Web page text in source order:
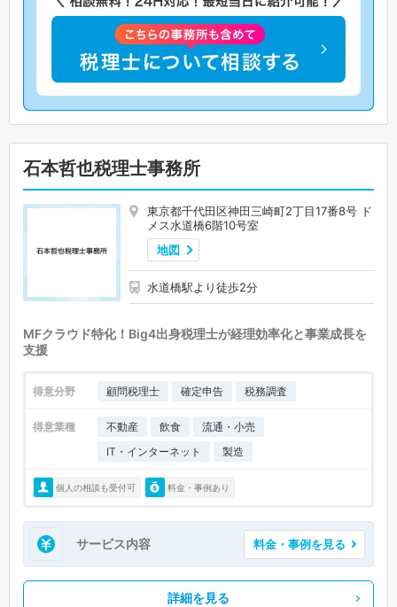
石本哲也税理士事務所
東京都千代田区神田三崎町2丁目17番8号 ド
メス水道橋6階10号室
地図
水道橋駅より徒歩2分
MFクラウド特化！Big4出身税理士が経理効率化と事業成長を
支援
得意分野 顧問税理士 確定申告 税務調査
得意業種 不動産 飲食
流通・小売
IT・インターネット
製造
個人の相談も受付可 料金・事例あり
サービス内容 料金・事例を見る
詳細を見る